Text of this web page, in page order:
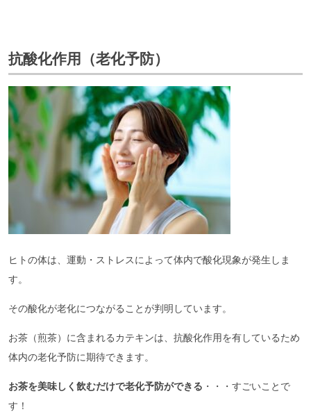
抗酸化作用（老化予防）
ヒトの体は、運動・ストレスによって体内で酸化現象が発生しま
す。
その酸化が老化につながることが判明しています。
お茶（煎茶）に含まれるカテキンは、抗酸化作用を有しているため
体内の老化予防に期待できます。
お茶を美味しく飲むだけで老化予防ができる ・・・すごいことで
す！